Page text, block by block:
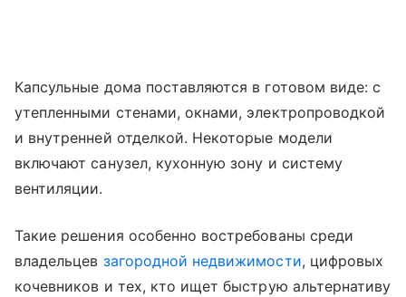
Капсульные дома поставляются в готовом виде: с
утепленными стенами, окнами, электропроводкой
и внутренней отделкой. Некоторые модели
включают санузел, кухонную зону и систему
вентиляции.
Такие решения особенно востребованы среди
владельцев загородной недвижимости, цифровых
кочевников и тех, кто ищет быструю альтернативу